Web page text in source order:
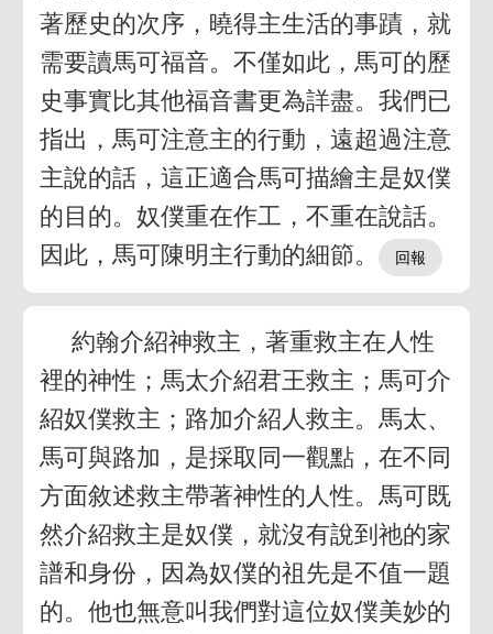
著歷史的次序，曉得主生活的事蹟，就
需要讀馬可福音。不僅如此，馬可的歷
史事實比其他福音書更為詳盡。我們已
指出，馬可注意主的行動，遠超過注意
主說的話，這正適合馬可描繪主是奴僕
的目的。奴僕重在作工，不重在說話。
因此，馬可陳明主行動的細節。
約翰介紹神救主，著重救主在人性
裡的神性；馬太介紹君王救主；馬可介
紹奴僕救主；路加介紹人救主。馬太、
馬可與路加，是採取同一觀點，在不同
方面敘述救主帶著神性的人性。馬可既
然介紹救主是奴僕，就沒有說到祂的家
譜和身份，因為奴僕的祖先是不值一題
的。他也無意叫我們對這位奴僕美妙的